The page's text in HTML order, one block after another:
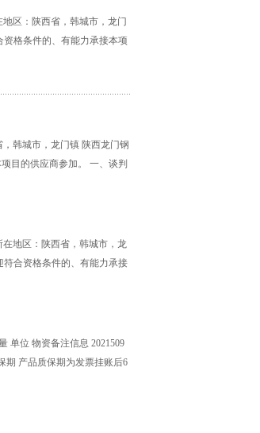
区：陕西省，韩城市，龙门
格条件的、有能力承接本项
韩城市，龙门镇 陕西龙门钢
目的供应商参加。 一、谈判
在地区：陕西省，韩城市，龙
符合资格条件的、有能力承接
单位 物资备注信息 2021509
期 产品质保期为发票挂账后6